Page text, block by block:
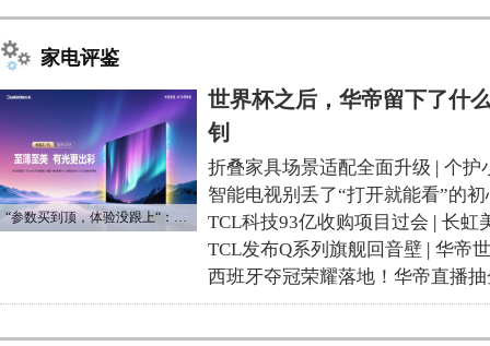
家电评鉴
“参数买到顶，体验没跟上“：长虹追光Q70S给高端电视打了个样
世界杯之后，华帝留下了什
钊
折叠家具场景适配全面升级 | 个护
智能电视别丢了“打开就能看”的初
TCL科技93亿收购项目过会 | 长虹
TCL发布Q系列旗舰回音壁 | 华帝
西班牙夺冠荣耀落地！华帝直播